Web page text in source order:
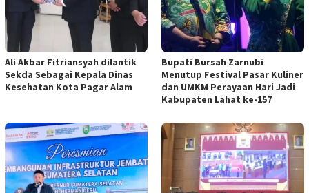
Ali Akbar Fitriansyah dilantik
Sekda Sebagai Kepala Dinas
Kesehatan Kota Pagar Alam
Bupati Bursah Zarnubi
Menutup Festival Pasar Kuliner
dan UMKM Perayaan Hari Jadi
Kabupaten Lahat ke-157